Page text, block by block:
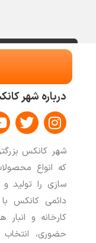
درباره شهر
I
n
s
t
a
g
r
a
m
T
w
i
t
t
e
r
شهر کانکس
که انواع
سازی را تولید
کارخانه و
حضوری،